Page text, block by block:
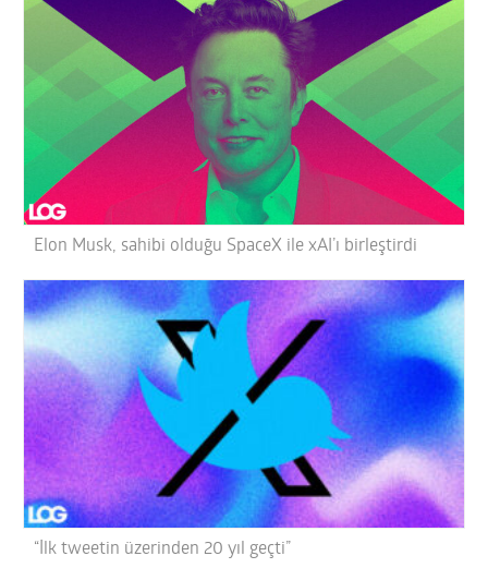
Elon Musk, sahibi olduğu SpaceX ile xAI’ı birleştirdi
“İlk tweetin üzerinden 20 yıl geçti”